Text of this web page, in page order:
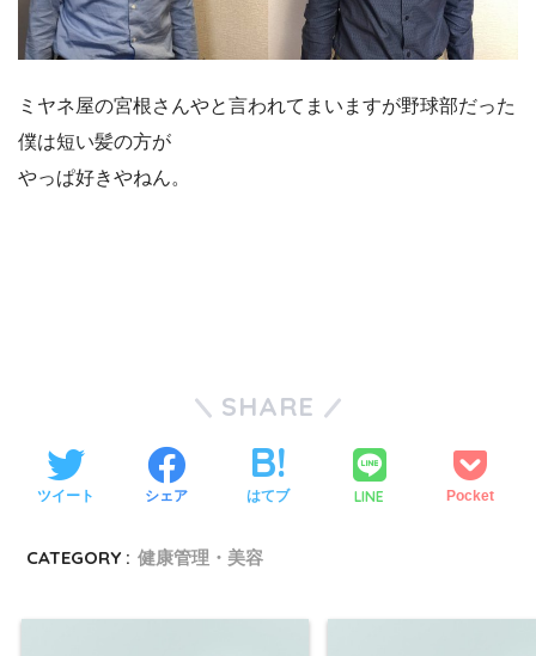
ミヤネ屋の宮根さんやと言われてまいますが野球部だった
僕は短い髪の方が
やっぱ好きやねん。
SHARE
ツイート シェア はてブ LINE Pocket
CATEGORY : 健康管理・美容